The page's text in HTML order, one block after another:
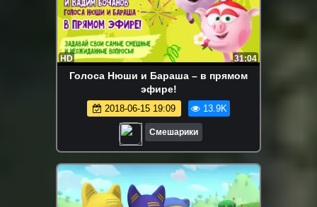
HD 31:04
Голоса Нюши и Бараша – в прямом
эфире!
2018-06-15 19:09 13.9K
Смешарики